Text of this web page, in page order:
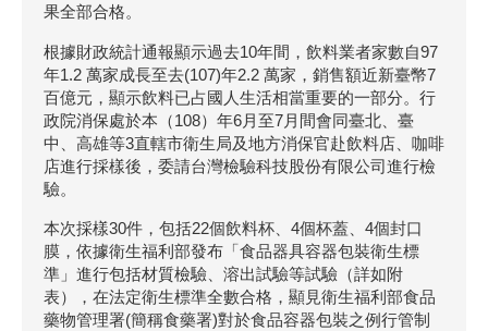
果全部合格。
根據財政統計通報顯示過去10年間，飲料業者家數自97
年1.2 萬家成長至去(107)年2.2 萬家，銷售額近新臺幣7
百億元，顯示飲料已占國人生活相當重要的一部分。行
政院消保處於本（108）年6月至7月間會同臺北、臺
中、高雄等3直轄市衛生局及地方消保官赴飲料店、咖啡
店進行採樣後，委請台灣檢驗科技股份有限公司進行檢
驗。
本次採樣30件，包括22個飲料杯、4個杯蓋、4個封口
膜，依據衛生福利部發布「食品器具容器包裝衛生標
準」進行包括材質檢驗、溶出試驗等試驗（詳如附
表），在法定衛生標準全數合格，顯見衛生福利部食品
藥物管理署(簡稱食藥署)對於食品容器包裝之例行管制